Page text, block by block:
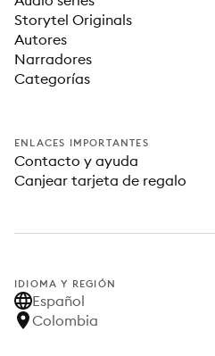
Storytel Originals
Autores
Narradores
Categorías
ENLACES IMPORTANTES
Contacto y ayuda
Canjear tarjeta de regalo
IDIOMA Y REGIÓN
Español
Colombia